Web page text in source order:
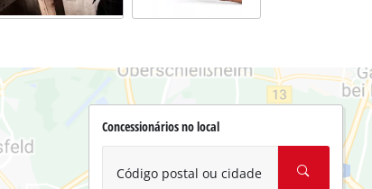
Concessionários no local
Código postal ou cidade